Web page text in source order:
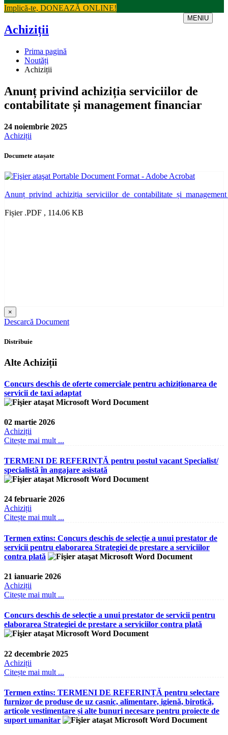
Implică-te, DONEAZĂ ONLINE!
MENIU
Achiziții
Prima pagină
Noutăți
Achiziții
Anunț privind achiziția serviciilor de
contabilitate și management financiar
24 noiembrie 2025
Achiziții
Documete atașate
Fișier .PDF , 114.06 KB
×
Descarcă Document
Distribuie
Alte Achiziții
Concurs deschis de oferte comerciale pentru achiziționarea de
servicii de taxi adaptat
02 martie 2026
Achiziții
Citește mai mult ...
TERMENI DE REFERINȚĂ pentru postul vacant Specialist/
specialistă în angajare asistată
24 februarie 2026
Achiziții
Citește mai mult ...
Termen extins: Concurs deschis de selecție a unui prestator de
servicii pentru elaborarea Strategiei de prestare a serviciilor
contra plată
21 ianuarie 2026
Achiziții
Citește mai mult ...
Concurs deschis de selecție a unui prestator de servicii pentru
elaborarea Strategiei de prestare a serviciilor contra plată
22 decembrie 2025
Achiziții
Citește mai mult ...
Termen extins: TERMENI DE REFERINȚĂ pentru selectare
furnizor de produse de uz casnic, alimentare, igienă, birotică,
articole vestimentare și alte bunuri necesare pentru proiecte de
suport umanitar